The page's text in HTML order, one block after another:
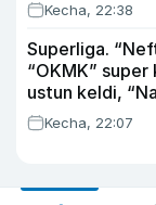
Kecha, 22:38
Superliga.
“OKMK”
ustun keldi,
Kecha, 22:07